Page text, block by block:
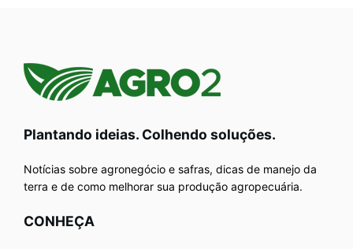
Plantando ideias. Colhendo soluções.
Notícias sobre agronegócio e safras, dicas de manejo da
terra e de como melhorar sua produção agropecuária.
CONHEÇA